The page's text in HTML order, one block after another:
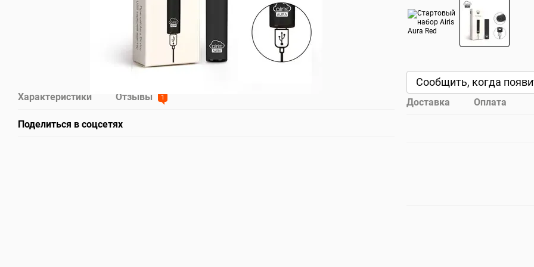
Характеристики Отзывы 1
Поделиться в соцсетях
Сообщить, когда
Доставка Оплата